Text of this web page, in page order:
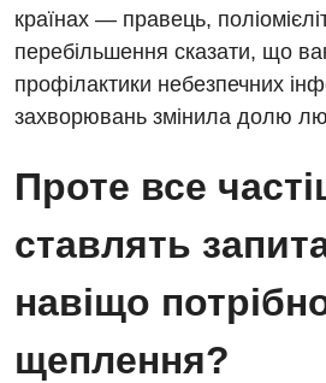
країнах — правець,
перебільшення сказати, що
профілактики небезпечних
захворювань змінила долю
Проте все
ставлять
навіщо
щеплення?